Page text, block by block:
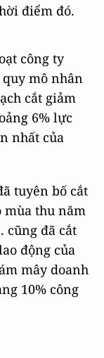
điểm đó.
công ty
mô nhân
cắt giảm
6% lực
nhất của
tuyên bố cắt
thu năm
cũng đã cắt
động của
mây doanh
10% công